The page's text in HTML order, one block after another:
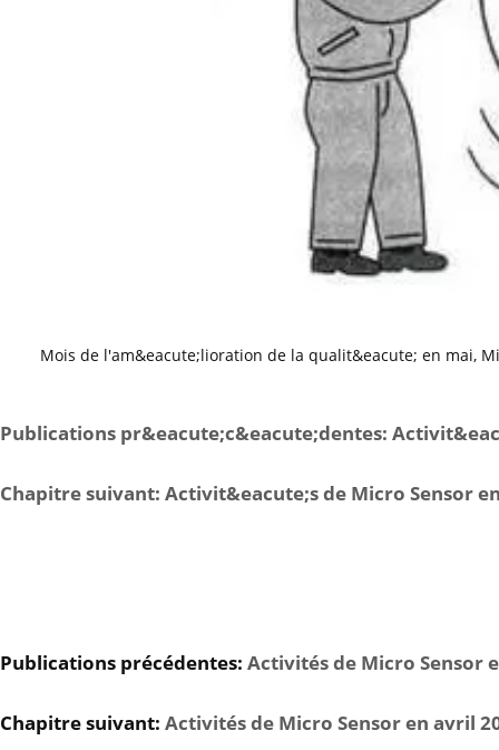
Mois de l'am&eacute;lioration de la qualit&eacute; en mai,
Publications pr&eacute;c&eacute;dentes:
Chapitre suivant: Activit&eacute;s de Micro Sensor
Publications précédentes: Activités de Micro Sensor
Chapitre suivant: Activités de Micro Sensor en avril